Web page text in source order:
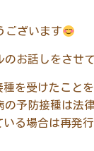
ございます
お話しをさせ
を受けたこと
の予防接種は法
る場合は再発